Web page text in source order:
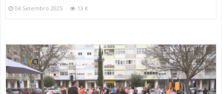
04 Setembro 2025 13 K